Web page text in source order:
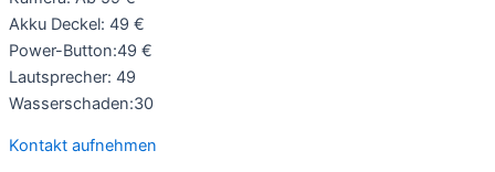
Akku Deckel: 49 €
Power-Button:49 €
Lautsprecher: 49
Wasserschaden:30
Kontakt aufnehmen